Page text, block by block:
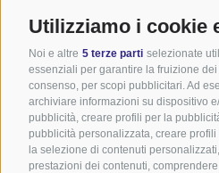
Utilizziamo i cookie
Noi e altre 5 terze parti selezionate
essenziali per garantire la fruizione
consenso, per scopi pubblicitari. Ad
archiviare informazioni su dispositivo
pubblicità, creare profili per la
pubblicità personalizzata, creare
la selezione di contenuti
prestazioni dei contenuti,